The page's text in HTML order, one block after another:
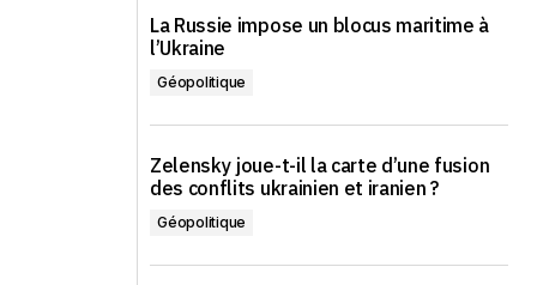
La Russie impose un blocus maritime à
l’Ukraine
Géopolitique
Zelensky joue-t-il la carte d’une fusion
des conflits ukrainien et iranien ?
Géopolitique